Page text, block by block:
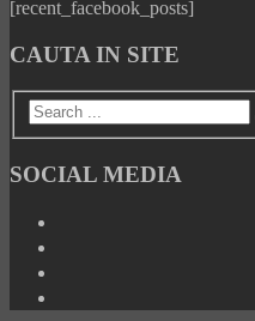
[recent_facebook_posts]
CAUTA IN SITE
SOCIAL MEDIA